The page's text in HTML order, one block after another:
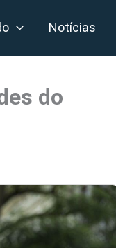
Notícias
do